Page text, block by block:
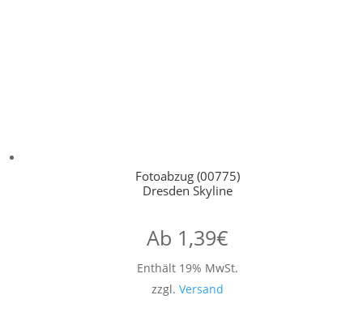
Fotoabzug (00775)
Dresden Skyline
Ab 1,39€
Enthält 19% MwSt.
zzgl. Versand